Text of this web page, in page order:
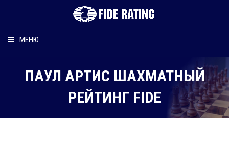
МЕНЮ
Рейтинг шахматиста
Персональный информер
ПАУЛ АРТИС ШАХМАТНЫЙ
РЕЙТИНГ FIDE